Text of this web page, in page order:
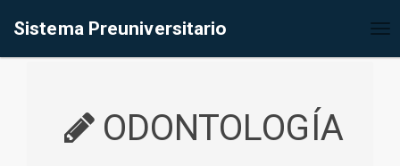
Sistema Preuniversitario
ODONTOLOGÍA